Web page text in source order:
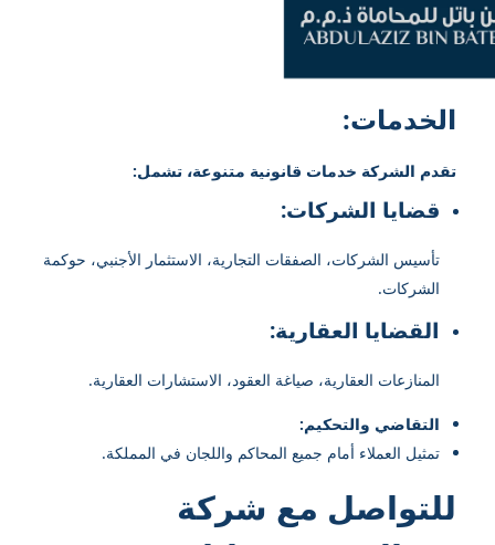
الخدمات:
تقدم الشركة خدمات قانونية متنوعة، تشمل:
قضايا الشركات:
تأسيس الشركات، الصفقات التجارية، الاستثمار الأجنبي، حوكمة
الشركات.
القضايا العقارية:
المنازعات العقارية، صياغة العقود، الاستشارات العقارية.
التقاضي والتحكيم:
تمثيل العملاء أمام جميع المحاكم واللجان في المملكة.
للتواصل مع شركة